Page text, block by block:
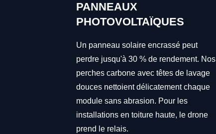
PANNEAUX
PHOTOVOLTAÏQUES
Un panneau solaire encrassé peut
perdre jusqu'à 30 % de rendement. Nos
perches carbone avec têtes de lavage
douces nettoient délicatement chaque
module sans abrasion. Pour les
installations en toiture haute, le drone
prend le relais.